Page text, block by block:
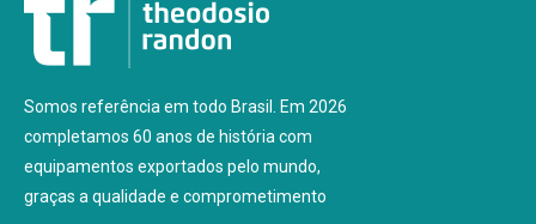
Somos referência em todo Brasil. Em 2026
completamos 60 anos de história com
equipamentos exportados pelo mundo,
graças a qualidade e comprometimento